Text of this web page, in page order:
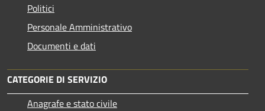
Politici
Personale Amministrativo
Documenti e dati
CATEGORIE DI SERVIZIO
Anagrafe e stato civile